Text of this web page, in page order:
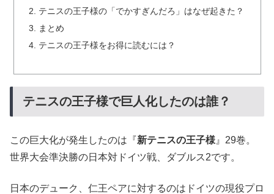
テニスの王子様の「でかすぎんだろ」はなぜ起きた？
まとめ
テニスの王子様をお得に読むには？
テニスの王子様で巨人化したのは誰？
この巨大化が発生したのは『新テニスの王子様』29巻。
世界大会準決勝の日本対ドイツ戦、ダブルス2です。
日本のデューク、仁王ペアに対するのはドイツの現役プロ